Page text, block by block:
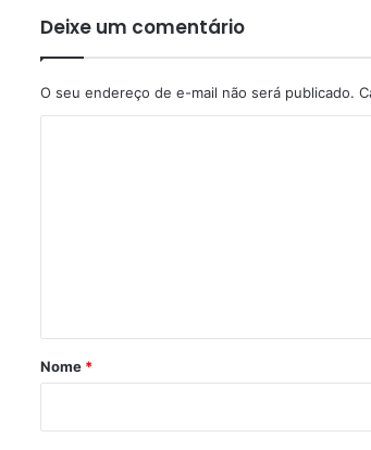
Deixe um comentário
O seu endereço de e-mail não será publicado.
r
Nome *